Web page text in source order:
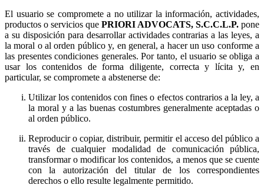
El usuario se compromete a no utilizar la información, actividades,
productos o servicios que
pone
a su disposición para desarrollar actividades contrarias a las leyes, a
la moral o al orden público y, en general, a hacer un uso conforme a
las presentes condiciones generales. Por tanto, el usuario se obliga a
usar los contenidos de forma diligente, correcta y lícita y, en
particular, se compromete a abstenerse de:
Utilizar los contenidos con fines o efectos contrarios a la ley, a
la moral y a las buenas costumbres generalmente aceptadas o
al orden público.
Reproducir o copiar, distribuir, permitir el acceso del público a
través de cualquier modalidad de comunicación pública,
transformar o modificar los contenidos, a menos que se cuente
con la autorización del titular de los correspondientes
derechos o ello resulte legalmente permitido.